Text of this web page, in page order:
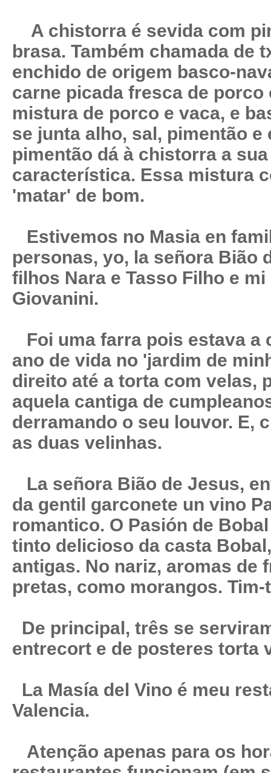
A chistorra é sevida com
brasa. Também chamada de
enchido de origem basco-
carne picada fresca de porco
mistura de porco e vaca, e
se junta alho, sal, pimentão
pimentão dá à chistorra a
característica. Essa mistura
'matar' de bom.
Estivemos no Masia en
personas, yo, la señora Bião
filhos Nara e Tasso Filho e
Giovanini.
Foi uma farra pois estava a
ano de vida no 'jardim de
direito até a torta com velas,
aquela cantiga de
derramando o seu louvor. E,
as duas velinhas.
La señora Bião de Jesus,
da gentil garconete un vino
romantico. O Pasión de
tinto delicioso da casta
antigas. No nariz, aromas de
pretas, como morangos. Tim-
De principal, três se
entrecort e de posteres torta
La Masía del Vino é meu
Valencia.
Atenção apenas para os